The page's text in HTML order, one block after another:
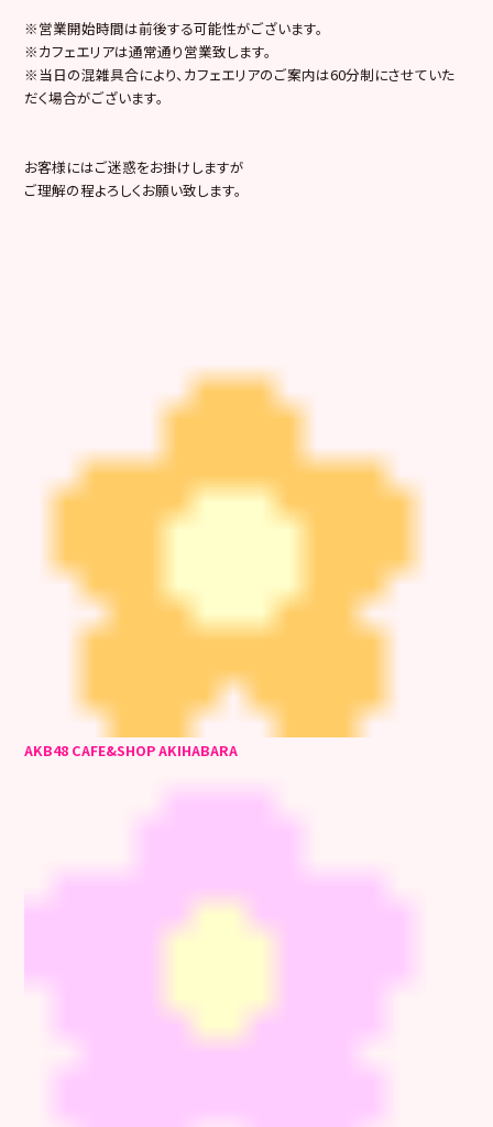
※営業開始時間は前後する可能性がございます。
※カフェエリアは通常通り営業致します。
※当日の混雑具合により、カフェエリアのご案内は60分制にさせていた
だく場合がございます。
お客様にはご迷惑をお掛けしますが
ご理解の程よろしくお願い致します。
AKB48 CAFE&SHOP AKIHABARA